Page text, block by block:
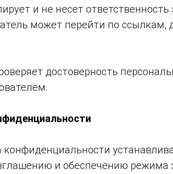
и не несет
может перейти по ссылкам,
достоверность
и обеспечению режима